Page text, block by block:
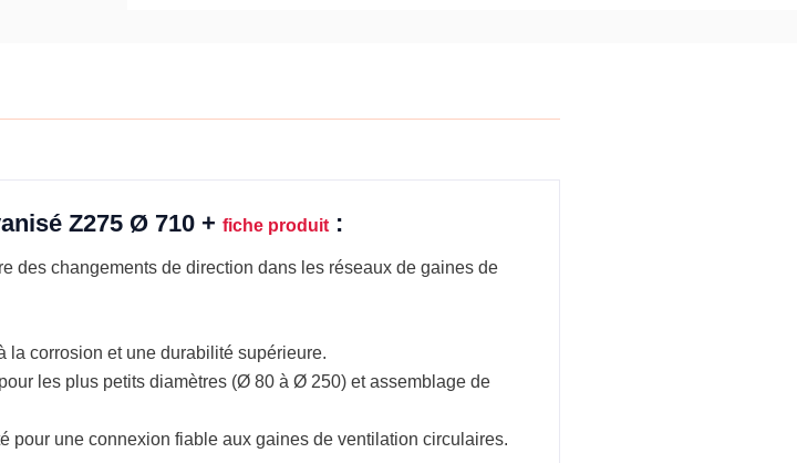
Z275 Ø 710 + fiche produit :
des changements de direction dans les réseaux de gaines de
la corrosion et une durabilité supérieure.
les plus petits diamètres (Ø 80 à Ø 250) et assemblage de
pour une connexion fiable aux gaines de ventilation circulaires.